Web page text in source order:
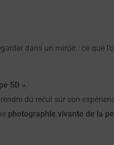
dans un miroir : ce que
5D ».
du recul sur son
photographie vivante de la